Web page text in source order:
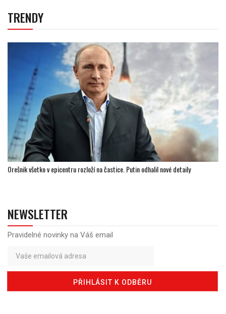
TRENDY
Orešnik všetko v epicentru rozloží na častice. Putin odhalil nové detaily
NEWSLETTER
Pravidelné novinky na Váš email